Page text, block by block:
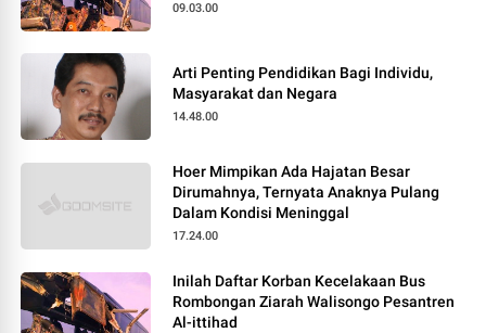
09.03.00
Arti Penting Pendidikan Bagi Individu,
Masyarakat dan Negara
14.48.00
Hoer Mimpikan Ada Hajatan Besar
Dirumahnya, Ternyata Anaknya Pulang
Dalam Kondisi Meninggal
17.24.00
Inilah Daftar Korban Kecelakaan Bus
Rombongan Ziarah Walisongo Pesantren
Al-ittihad